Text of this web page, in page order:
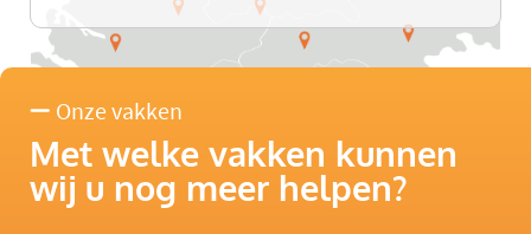
Onze vakken
Met welke vakken kunnen
wij u nog meer helpen?